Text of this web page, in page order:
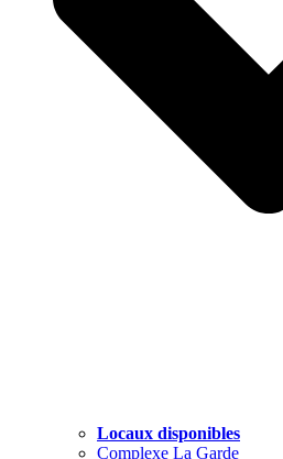
Locaux disponibles
Complexe La Garde